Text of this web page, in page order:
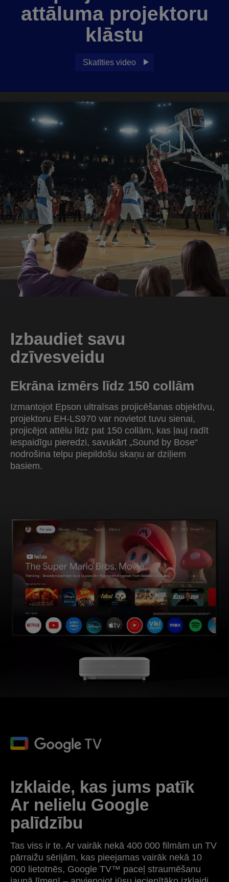
attāluma projektoru
klāstu
Skatīties video
Izbaudiet savu
dzīvesveidu
Ekrāna izmērs līdz 150 collām
Izmantojot Epson ultraīsas projicēšanas objektīvu,
projektoru EH-LS970 var novietot tuvu sienai,
projicējot attēlu līdz pat 150 collām, kas ļauj radīt
iespaidīgu pieredzi, savukārt „Sound by Bose“
nodrošina telpu piepildošu skaņu ar dziļiem
basiem.
Izklaide, kas jums patīk
Ar ​​nelielu Google
palīdzību
Tas viss ir te. Ar vairāk nekā 400 000 filmām un TV
pārraižu sērijām, kas pieejamas vairāk nekā 10
000 lietotnēs, Google TV™ paceļ straumēšanu